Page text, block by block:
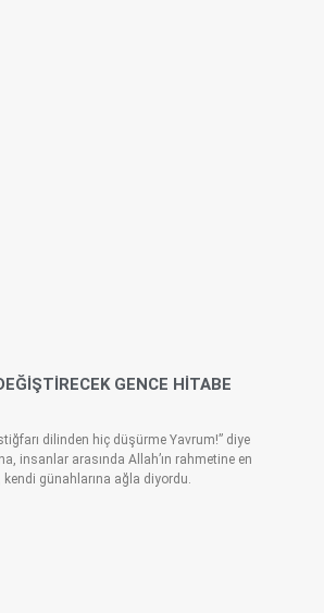
GENCE HİTABE
dilinden hiç düşürme Yavrum!” diye
insanlar arasında Allah’ın rahmetine en
günahlarına ağla diyordu.